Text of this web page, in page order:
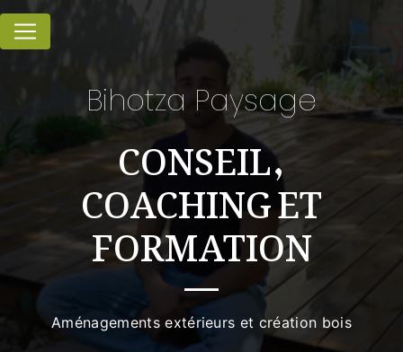
Bihotza Paysage
CONSEIL,
COACHING ET
FORMATION
Aménagements extérieurs et création bois
Panneau de gestion des cookies